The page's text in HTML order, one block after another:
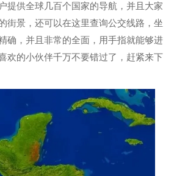
提供全球几百个国家的导航，并且大家
街景，还可以在这里查询公交线路，坐
确，并且非常的全面，用手指就能够进
欢的小伙伴千万不要错过了，赶紧来下